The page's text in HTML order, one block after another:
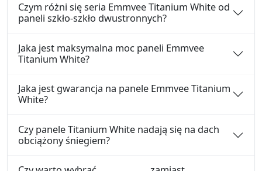
Czym różni się seria Emmvee Titanium White od
paneli szkło-szkło dwustronnych?
Jaka jest maksymalna moc paneli Emmvee
Titanium White?
Jaka jest gwarancja na panele Emmvee Titanium
White?
Czy panele Titanium White nadają się na dach
obciążony śniegiem?